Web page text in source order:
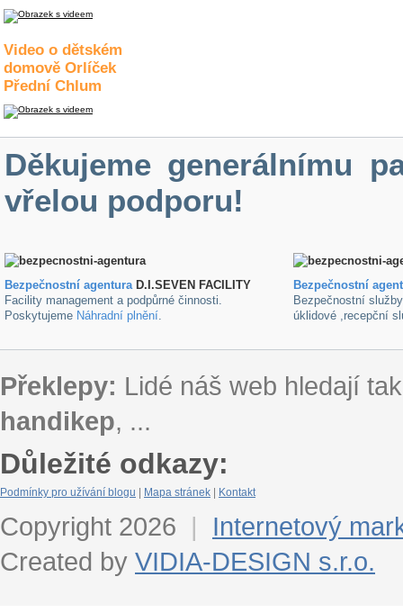
Video o dětském
domově Orlíček
Přední Chlum
Děkujeme generálnímu
vřelou podporu!
Bezpečnostní agenturaD.I.SEVEN FACILITY
Facility management a podpůrné činnosti.
Poskytujeme Náhradní plnění.
Bezpečnostní
Bezpečnostní
úklidové ,recepční
Překlepy: Lidé náš web hledají
handikep, ...
Důležité odkazy:
Podmínky pro užívání blogu Mapa stránek Kontakt
Copyright 2026 |
Internetový
Created by VIDIA-DESIGN s.r.o.